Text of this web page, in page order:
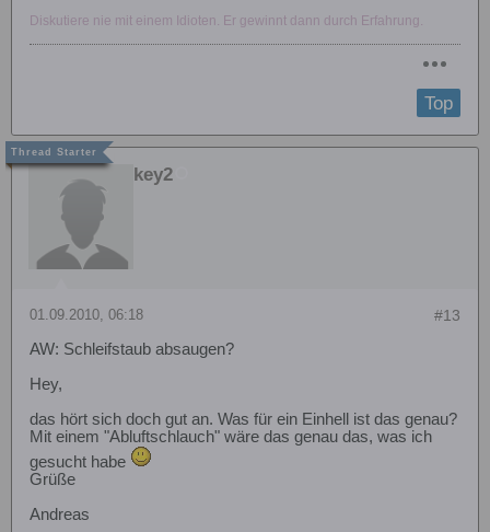
Diskutiere nie mit einem Idioten. Er gewinnt dann durch Erfahrung.
Top
key2
#13
01.09.2010, 06:18
AW: Schleifstaub absaugen?
Hey,
das hört sich doch gut an. Was für ein Einhell ist das genau?
Mit einem "Abluftschlauch" wäre das genau das, was ich
gesucht habe
Grüße
Andreas